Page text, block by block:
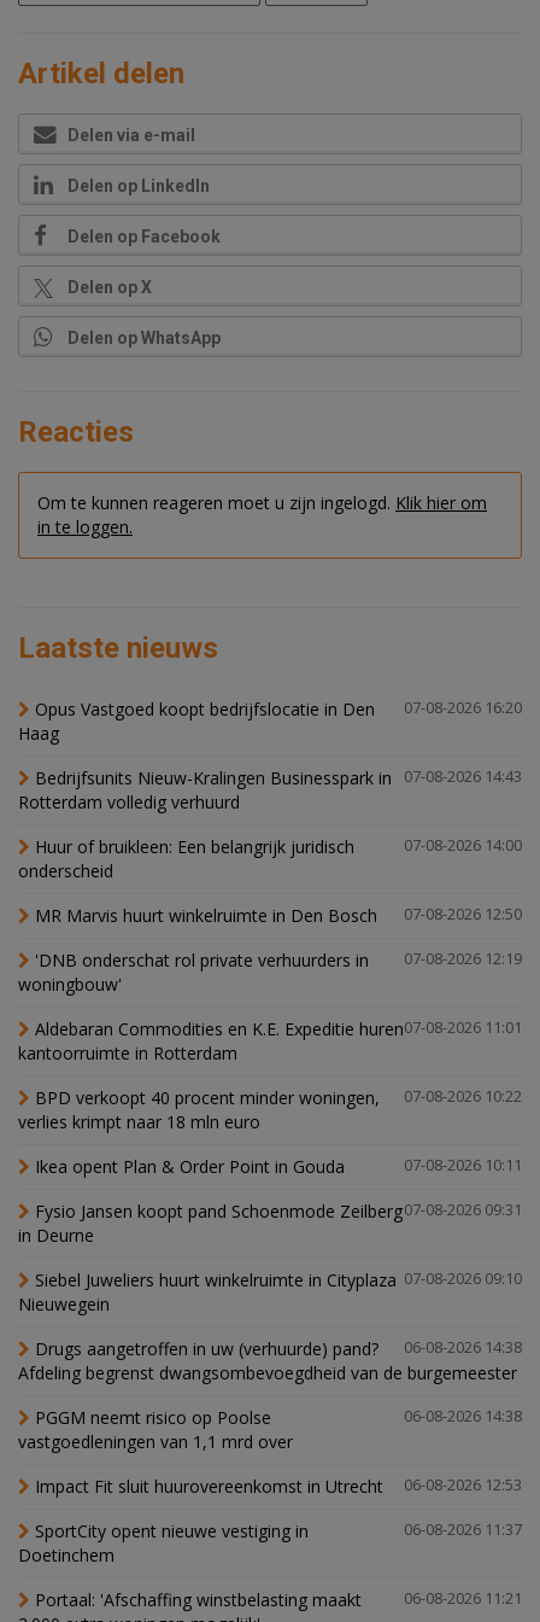
Artikel delen
Delen via e-mail
Delen op LinkedIn
Delen op Facebook
Delen op X
Delen op WhatsApp
Reacties
Om te kunnen reageren moet u zijn ingelogd. Klik hier om
in te loggen.
Laatste nieuws
07-08-2026 16:20
Opus Vastgoed koopt bedrijfslocatie in Den
Haag
07-08-2026 14:43
Bedrijfsunits Nieuw-Kralingen Businesspark in
Rotterdam volledig verhuurd
07-08-2026 14:00
Huur of bruikleen: Een belangrijk juridisch
onderscheid
07-08-2026 12:50
MR Marvis huurt winkelruimte in Den Bosch
07-08-2026 12:19
'DNB onderschat rol private verhuurders in
woningbouw'
07-08-2026 11:01
Aldebaran Commodities en K.E. Expeditie huren
kantoorruimte in Rotterdam
07-08-2026 10:22
BPD verkoopt 40 procent minder woningen,
verlies krimpt naar 18 mln euro
07-08-2026 10:11
Ikea opent Plan & Order Point in Gouda
07-08-2026 09:31
Fysio Jansen koopt pand Schoenmode Zeilberg
in Deurne
07-08-2026 09:10
Siebel Juweliers huurt winkelruimte in Cityplaza
Nieuwegein
06-08-2026 14:38
Drugs aangetroffen in uw (verhuurde) pand?
Afdeling begrenst dwangsombevoegdheid van de burgemeester
06-08-2026 14:38
PGGM neemt risico op Poolse
vastgoedleningen van 1,1 mrd over
06-08-2026 12:53
Impact Fit sluit huurovereenkomst in Utrecht
06-08-2026 11:37
SportCity opent nieuwe vestiging in
Doetinchem
06-08-2026 11:21
Portaal: 'Afschaffing winstbelasting maakt